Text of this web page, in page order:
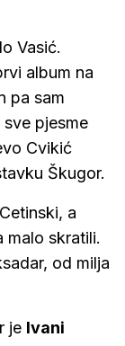
Vasić.
album na
pa sam
pjesme
Cvikić
Škugor.
a
malo skratili.
od milja
je Ivani